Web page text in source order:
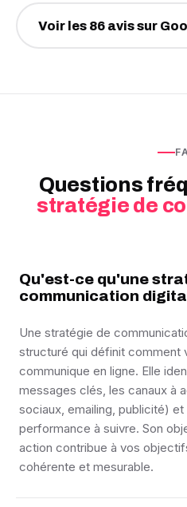
Voir les 86 avis sur
Questions
stratégie de
Qu'est-ce qu'une
communication
Une stratégie de
structuré qui définit comment
communique en ligne. Elle
messages clés, les canaux à
sociaux, emailing, publicité)
performance à suivre. Son
action contribue à vos
cohérente et mesurable.